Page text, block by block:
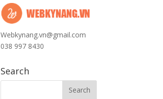
Webkynang.vn@gmail.com
038 997 8430
Search